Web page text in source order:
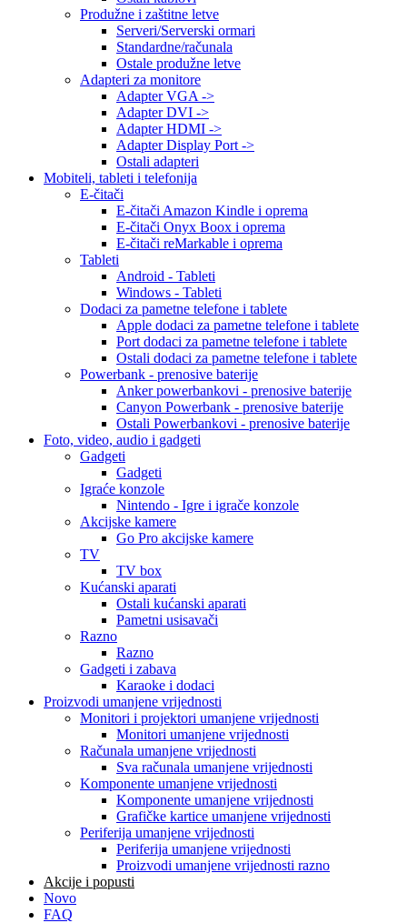
Produžne i zaštitne letve
Serveri/Serverski ormari
Standardne/računala
Ostale produžne letve
Adapteri za monitore
Adapter VGA ->
Adapter DVI ->
Adapter HDMI ->
Adapter Display Port ->
Ostali adapteri
Mobiteli, tableti i telefonija
E-čitači
E-čitači Amazon Kindle i oprema
E-čitači Onyx Boox i oprema
E-čitači reMarkable i oprema
Tableti
Android - Tableti
Windows - Tableti
Dodaci za pametne telefone i tablete
Apple dodaci za pametne telefone i tablete
Port dodaci za pametne telefone i tablete
Ostali dodaci za pametne telefone i tablete
Powerbank - prenosive baterije
Anker powerbankovi - prenosive baterije
Canyon Powerbank - prenosive baterije
Ostali Powerbankovi - prenosive baterije
Foto, video, audio i gadgeti
Gadgeti
Gadgeti
Igraće konzole
Nintendo - Igre i igrače konzole
Akcijske kamere
Go Pro akcijske kamere
TV
TV box
Kućanski aparati
Ostali kućanski aparati
Pametni usisavači
Razno
Razno
Gadgeti i zabava
Karaoke i dodaci
Proizvodi umanjene vrijednosti
Monitori i projektori umanjene vrijednosti
Monitori umanjene vrijednosti
Računala umanjene vrijednosti
Sva računala umanjene vrijednosti
Komponente umanjene vrijednosti
Komponente umanjene vrijednosti
Grafičke kartice umanjene vrijednosti
Periferija umanjene vrijednosti
Periferija umanjene vrijednosti
Proizvodi umanjene vrijednosti razno
Akcije i popusti
Novo
FAQ